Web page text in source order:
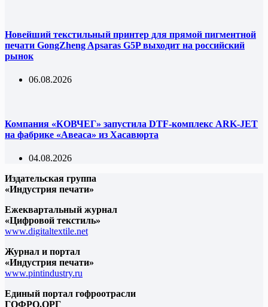
Новейший текстильный принтер для прямой пигментной
печати GongZheng Apsaras G5P выходит на российский
рынок
06.08.2026
Компания «КОВЧЕГ» запустила DTF-комплекс ARK-JET
на фабрике «Авеаса» из Хасавюрта
04.08.2026
Издательская группа
«Индустрия печати»
Ежеквартальный журнал
«Цифровой текстиль»
www.digitaltextile.net
Журнал и портал
«Индустрия печати»
www.pintindustry.ru
Единый портал гофроотрасли
ГОФРО.ОРГ